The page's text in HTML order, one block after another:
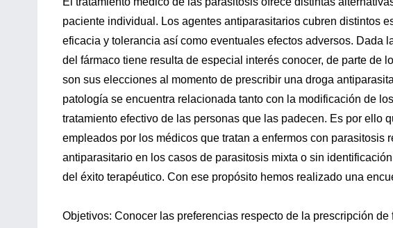
paciente individual. Los agentes antiparasitarios cubren distintos
eficacia y tolerancia así como eventuales efectos adversos. Dada
del fármaco tiene resulta de especial interés conocer, de parte de
son sus elecciones al momento de prescribir una droga
patología se encuentra relacionada tanto con la modificación de
tratamiento efectivo de las personas que las padecen. Es por ello
empleados por los médicos que tratan a enfermos con
antiparasitario en los casos de parasitosis mixta o sin
del éxito terapéutico. Con ese propósito hemos realizado una
Objetivos: Conocer las preferencias respecto de la prescripción